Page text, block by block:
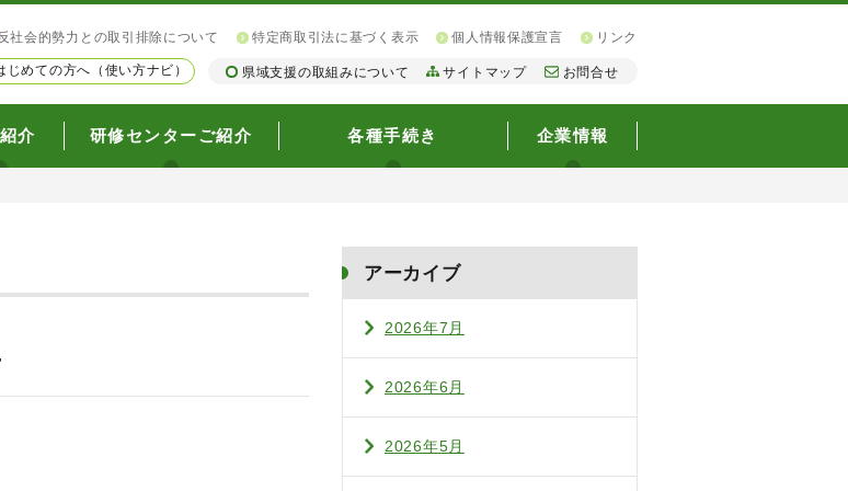
社会的勢力との取引排除について 特定商取引法に基づく表示 個人情報保護宣言 リンク
じめての方へ（使い方ナビ） 県域支援の取組みについて サイトマップ お問合せ
介 研修センターご紹介 各種手続き 企業情報
アーカイブ
2026年7月
2026年6月
2026年5月